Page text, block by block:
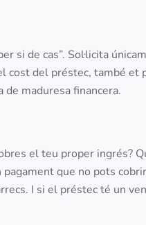
si de cas”. Sol·licita
cost del préstec, també et
maduresa financera.
el teu proper ingrés?
que no pots
I si el préstec té un